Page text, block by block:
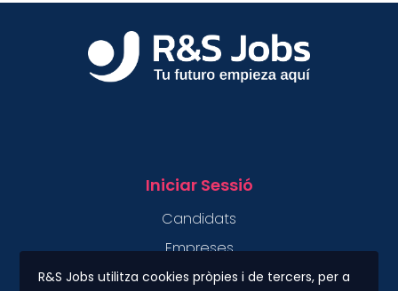
R&S Jobs utilitza cookies pròpies i de tercers, per a
Iniciar Sessió
Candidats
Empreses